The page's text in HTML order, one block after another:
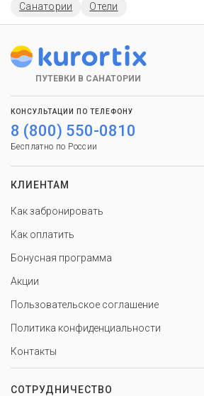
Санатории Отели
ПУТЕВКИ В САНАТОРИИ
КОНСУЛЬТАЦИИ ПО ТЕЛЕФОНУ
8 (800) 550-0810
Бесплатно по России
КЛИЕНТАМ
Как забронировать
Как оплатить
Бонусная программа
Акции
Пользовательское соглашение
Политика конфиденциальности
Контакты
СОТРУДНИЧЕСТВО